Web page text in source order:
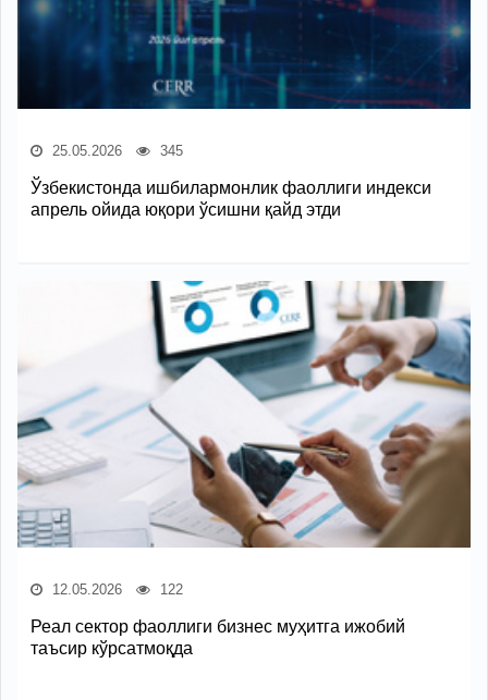
25.05.2026 345
Ўзбекистонда ишбилармонлик фаоллиги индекси
апрель ойида юқори ўсишни қайд этди
12.05.2026 122
Реал сектор фаоллиги бизнес муҳитга ижобий
таъсир кўрсатмоқда